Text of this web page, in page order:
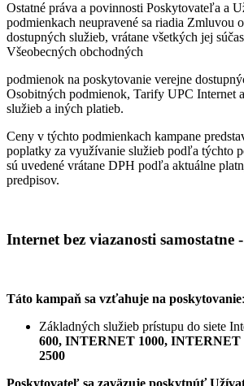
Ostatné práva a povinnosti Poskytovateľa a
podmienkach neupravené sa riadia Zmluvou
dostupných služieb, vrátane všetkých jej
Všeobecných obchodných
podmienok na poskytovanie verejne
Osobitných podmienok, Tarify UPC Internet
služieb a iných platieb.
Ceny v týchto podmienkach kampane
poplatky za využívanie služieb podľa týchto
sú uvedené vrátane DPH podľa aktuálne
predpisov.
Internet bez viazanosti samostatne
Táto kampaň sa vzťahuje na poskytovanie:
Základných služieb prístupu do siete
600, INTERNET 1000,
2500
Poskytovateľ sa zaväzuje poskytnúť